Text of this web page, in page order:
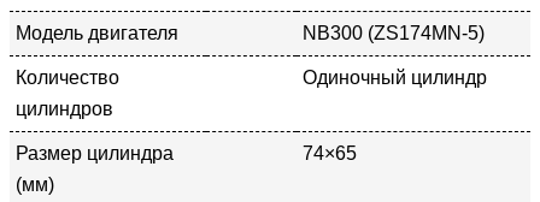
Модель двигателя NB300 (ZS174MN-5)
Количество
цилиндров
Одиночный цилиндр
Размер цилиндра
(мм)
74×65